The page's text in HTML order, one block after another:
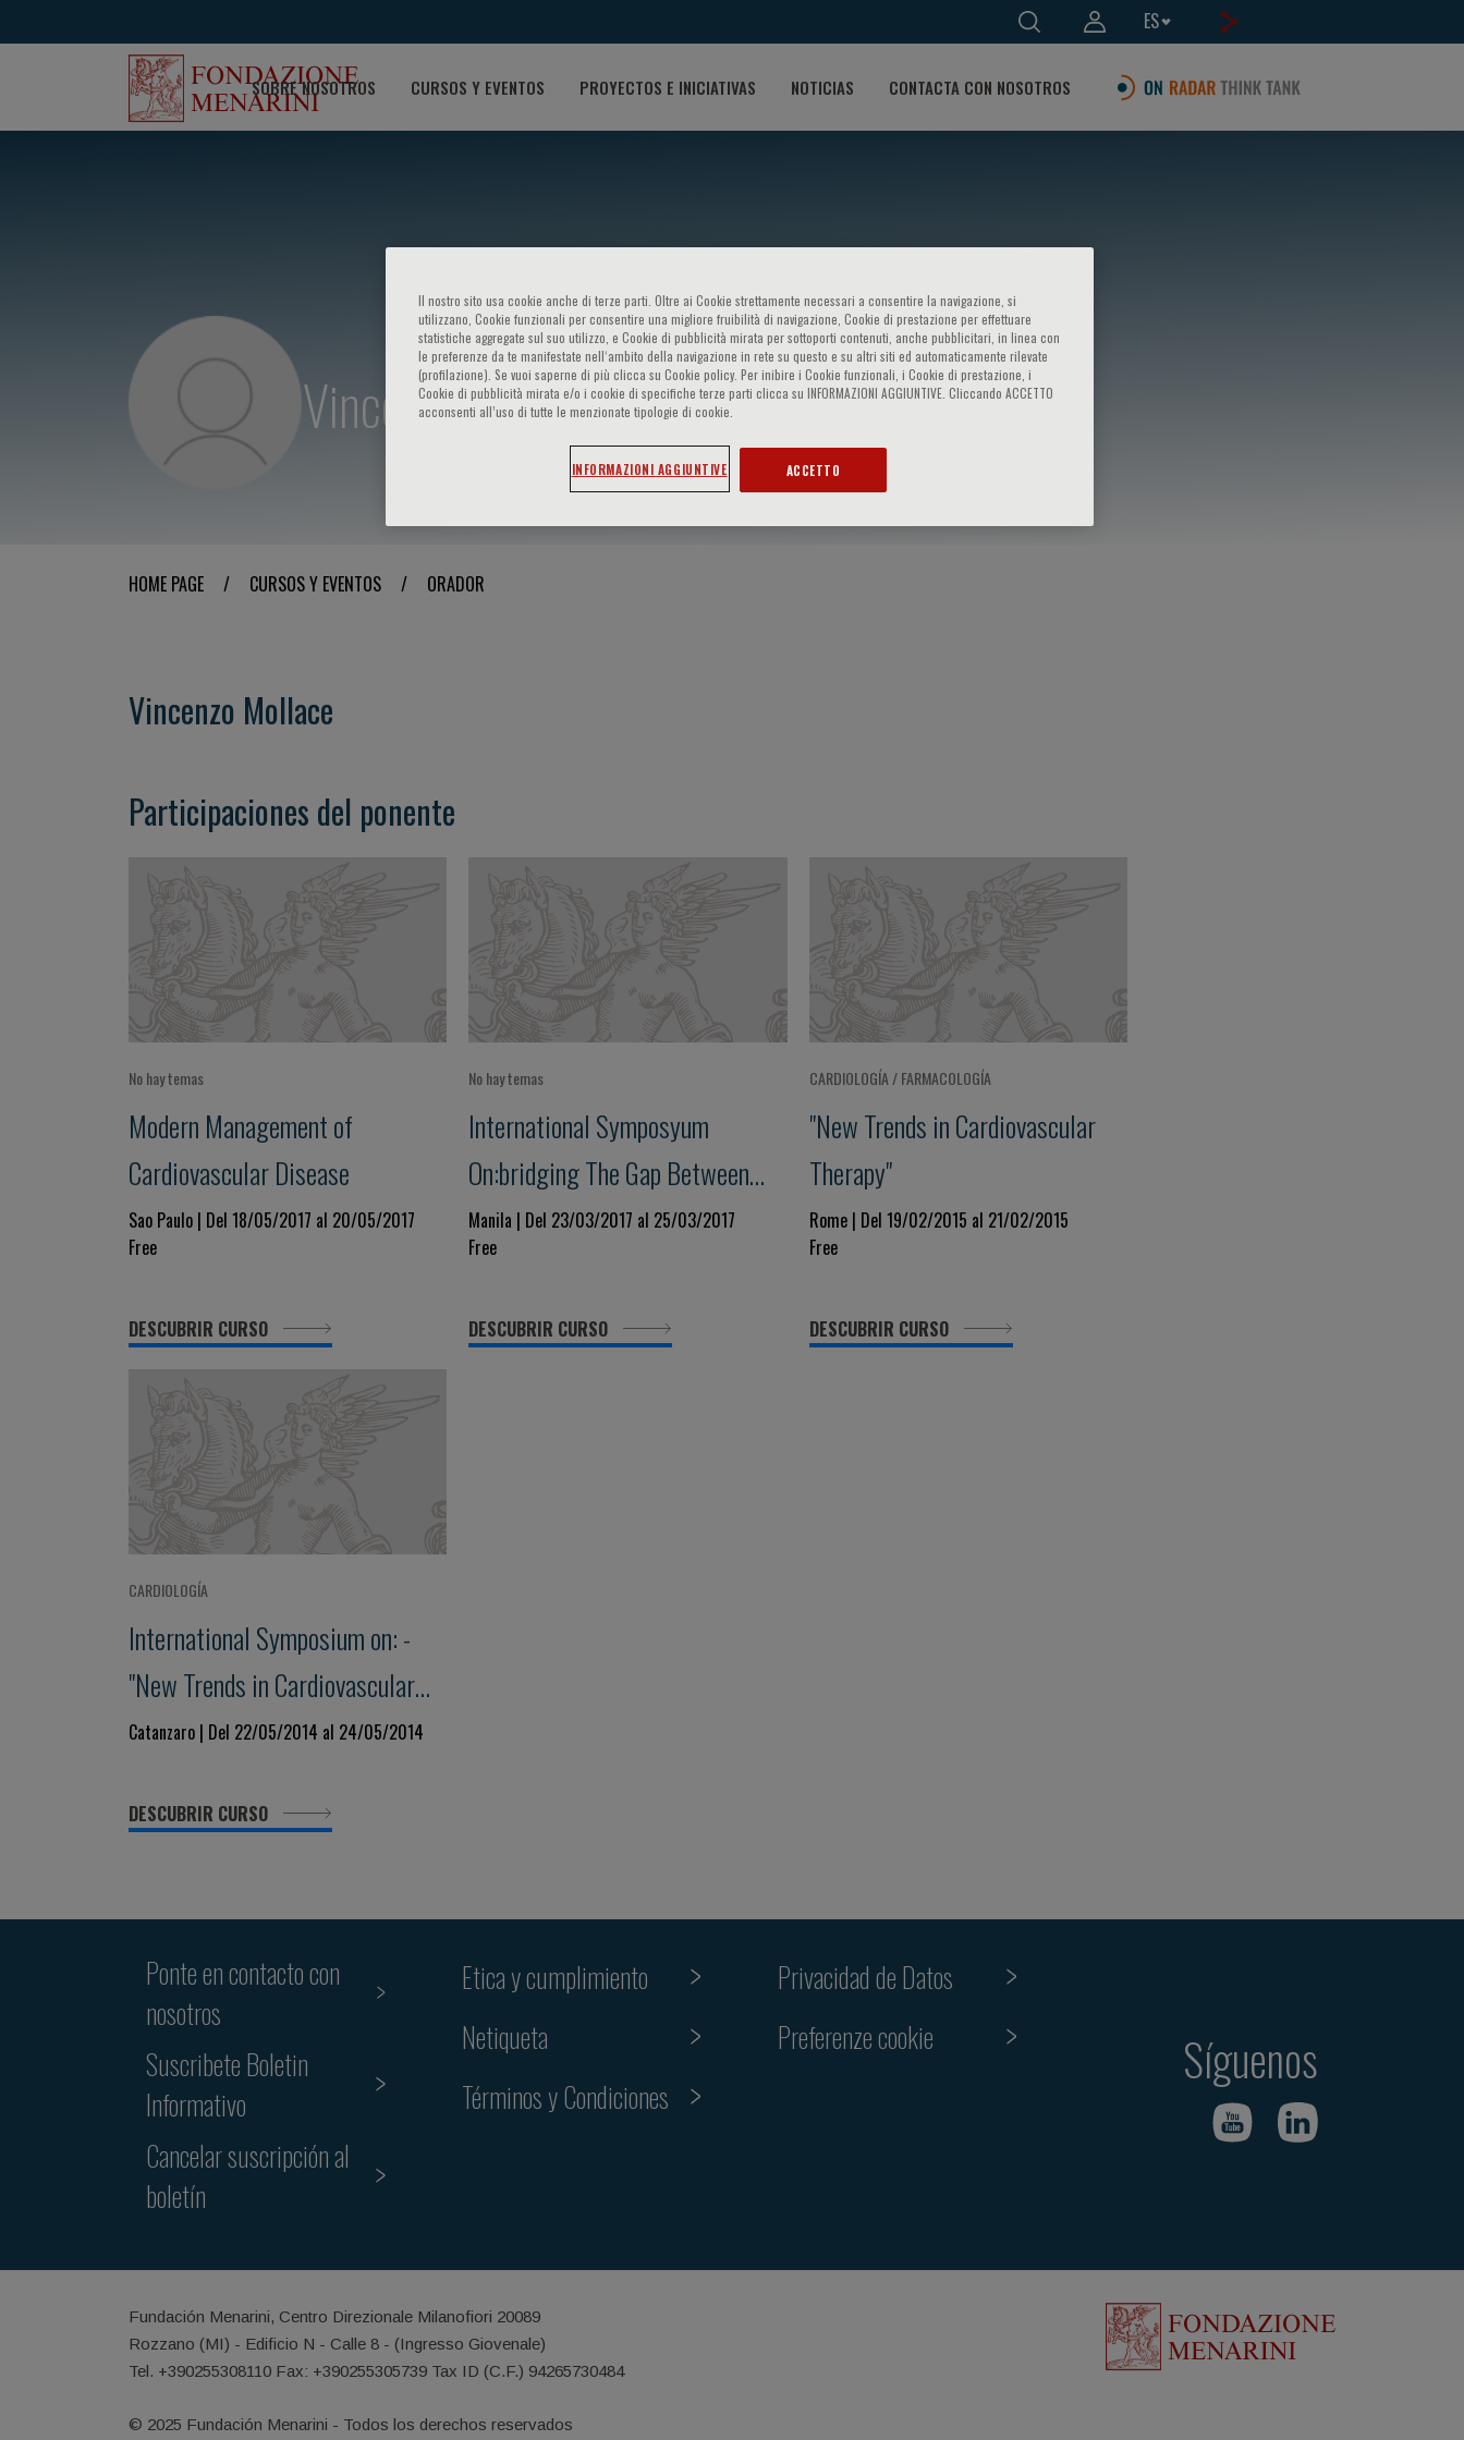
ES
SOBRE NOSOTROS CURSOS Y EVENTOS PROYECTOS E INICIATIVAS NOTICIAS CONTACTA CON NOSOTROS
Vincenzo Mollace
HOME PAGE / CURSOS Y EVENTOS / ORADOR
Vincenzo Mollace
Participaciones del ponente
No hay temas
Modern Management of
Cardiovascular Disease
Sao Paulo | Del 18/05/2017 al 20/05/2017
Free
DESCUBRIR CURSO
No hay temas
International Symposyum
On:bridging The Gap Between
Guidelines And Practice
Manila | Del 23/03/2017 al 25/03/2017
Free
DESCUBRIR CURSO
CARDIOLOGÍA / FARMACOLOGÍA
"New Trends in Cardiovascular
Therapy"
Rome | Del 19/02/2015 al 21/02/2015
Free
DESCUBRIR CURSO
CARDIOLOGÍA
International Symposium on: -
"New Trends in Cardiovascular
Therapy"
Catanzaro | Del 22/05/2014 al 24/05/2014
DESCUBRIR CURSO
Ponte en contacto con
nosotros
Suscribete Boletin
Informativo
Cancelar suscripción al
boletín
Etica y cumplimiento
Netiqueta
Términos y Condiciones
Privacidad de Datos
Preferenze cookie
Síguenos
Fundación Menarini, Centro Direzionale Milanofiori 20089
Rozzano (MI) - Edificio N - Calle 8 - (Ingresso Giovenale)
Tel. +390255308110 Fax: +390255305739 Tax ID (C.F.) 94265730484
© 2025 Fundación Menarini - Todos los derechos reservados
Il nostro sito usa cookie anche di terze parti. Oltre ai Cookie strettamente necessari a consentire la navigazione, si
utilizzano, Cookie funzionali per consentire una migliore fruibilità di navigazione, Cookie di prestazione per effettuare
statistiche aggregate sul suo utilizzo, e Cookie di pubblicità mirata per sottoporti contenuti, anche pubblicitari, in linea con
le preferenze da te manifestate nell‘ambito della navigazione in rete su questo e su altri siti ed automaticamente rilevate
(profilazione). Se vuoi saperne di più clicca su Cookie policy. Per inibire i Cookie funzionali, i Cookie di prestazione, i
Cookie di pubblicità mirata e/o i cookie di specifiche terze parti clicca su INFORMAZIONI AGGIUNTIVE. Cliccando ACCETTO
acconsenti all’uso di tutte le menzionate tipologie di cookie.
INFORMAZIONI AGGIUNTIVE ACCETTO